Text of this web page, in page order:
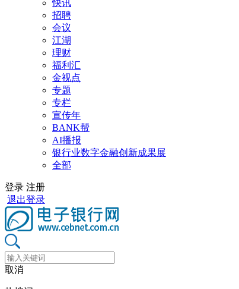
快讯
招聘
会议
江湖
理财
福利汇
金视点
专题
专栏
宣传年
BANK帮
AI播报
银行业数字金融创新成果展
全部
登录 注册
退出登录
取消